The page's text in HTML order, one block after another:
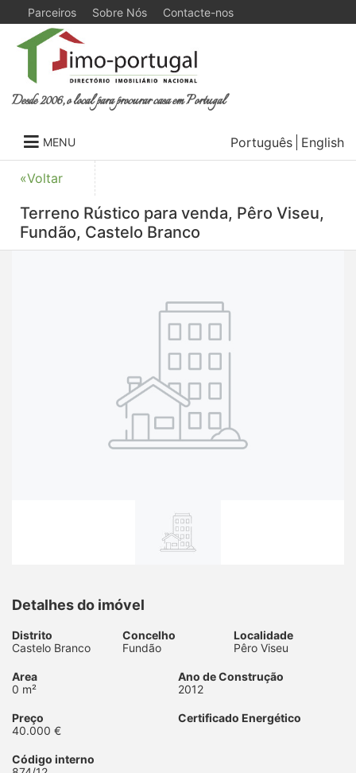
Parceiros Sobre Nós Contacte-nos
Desde 2006, o local para procurar casa em Portugal
MENU Português English
«Voltar
Terreno Rústico para venda, Pêro Viseu,
Fundão, Castelo Branco
Detalhes do imóvel
Distrito
Castelo Branco
Concelho
Fundão
Localidade
Pêro Viseu
Area
0 m²
Ano de Construção
2012
Preço
40.000 €
Certificado Energético
Código interno